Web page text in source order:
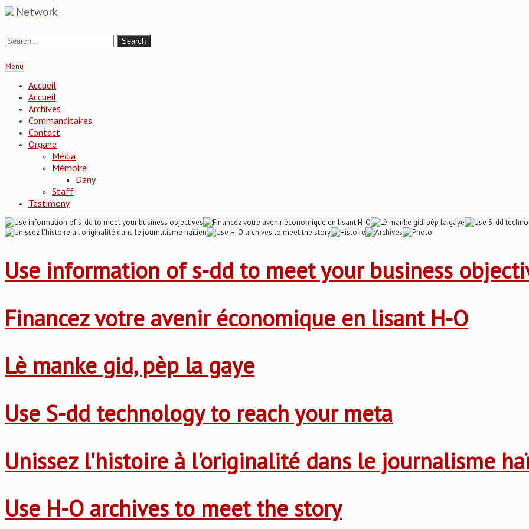
Network
Menu
Accueil
Accueil
Archives
Commanditaires
Contact
Organe
Média
Mémoire
Dany
Staff
Testimony
Use information of s-dd to meet your business
Financez votre avenir économique en lisant H-O
Lè manke gid, pèp la gaye
Use S-dd technology to reach your meta
Unissez l'histoire à l'originalité dans le journalisme
Use H-O archives to meet the story